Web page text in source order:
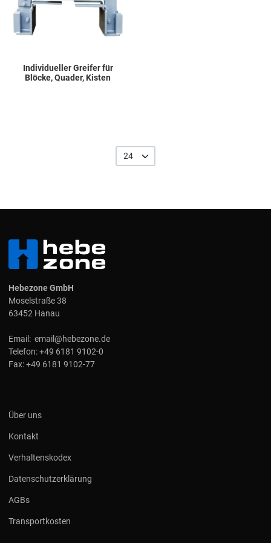
Individueller Greifer für
Blöcke, Quader, Kisten
24
Hebezone GmbH
Moselstraße 38
63452 Hanau
Email: email@hebezone.de
Telefon:+49 6181 9102-0
Fax:+49 6181 9102-77
Über uns
Kontakt
Verhaltenskodex
Datenschutzerklärung
AGBs
Transportkosten